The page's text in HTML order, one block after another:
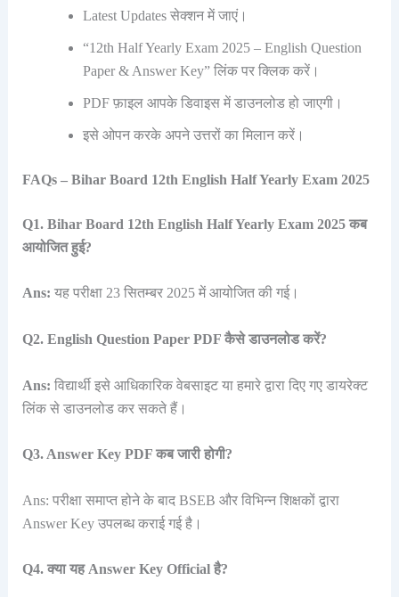
Latest Updates सेक्शन में जाएं।
“12th Half Yearly Exam 2025 – English Question
Paper & Answer Key” लिंक पर क्लिक करें।
PDF फ़ाइल आपके डिवाइस में डाउनलोड हो जाएगी।
इसे ओपन करके अपने उत्तरों का मिलान करें।
FAQs – Bihar Board 12th English Half Yearly Exam 2025
Q1. Bihar Board 12th English Half Yearly Exam 2025 कब
आयोजित हुई?
Ans: यह परीक्षा 23 सितम्बर 2025 में आयोजित की गई।
Q2. English Question Paper PDF कैसे डाउनलोड करें?
Ans: विद्यार्थी इसे आधिकारिक वेबसाइट या हमारे द्वारा दिए गए डायरेक्ट
लिंक से डाउनलोड कर सकते हैं।
Q3. Answer Key PDF कब जारी होगी?
Ans: परीक्षा समाप्त होने के बाद BSEB और विभिन्न शिक्षकों द्वारा
Answer Key उपलब्ध कराई गई है।
Q4. क्या यह Answer Key Official है?